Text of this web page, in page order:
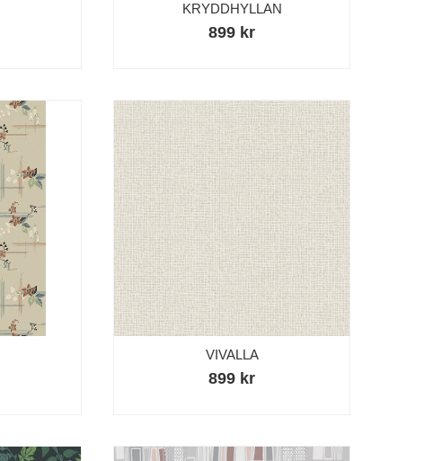
KRYDDHYLLAN
899 kr
VIVALLA
899 kr